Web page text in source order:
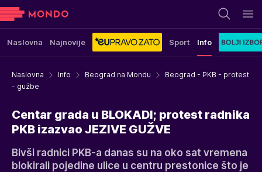
Naslovna Najnovije Sport Info
Naslovna Info Beograd na Mondu
Beograd - PKB - protest
- gužbe
Centar grada u BLOKADI; protest radnika
PKB izazvao JEZIVE GUŽVE
Bivši radnici PKB-a danas su na oko sat vremena
blokirali pojedine ulice u centru prestonice što je